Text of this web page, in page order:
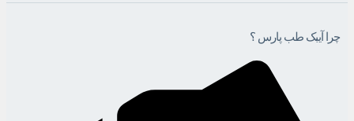
چرا آیبک طب پارس ؟